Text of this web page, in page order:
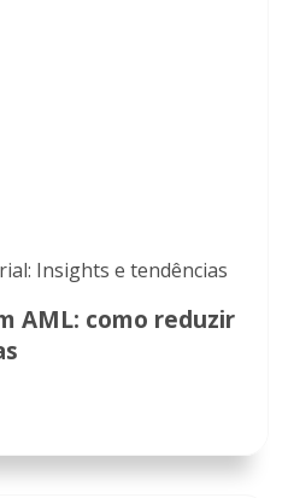
Insights e tendências
AML: como reduzir